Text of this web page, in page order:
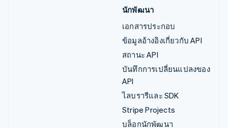
นักพัฒนา
เอกสารประกอบ
ข้อมูลอ้างอิงเกี่ยวกับ API
สถานะ API
บันทึกการเปลี่ยนแปลงของ
API
ไลบรารีและ SDK
Stripe Projects
บล็อกนักพัฒนา